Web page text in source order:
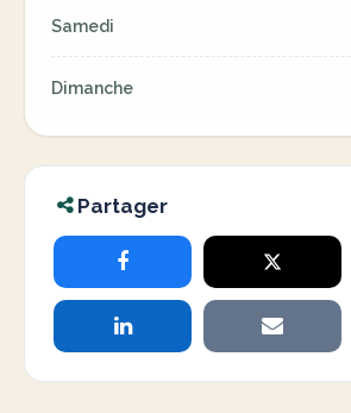
Samedi
Dimanche
Partager